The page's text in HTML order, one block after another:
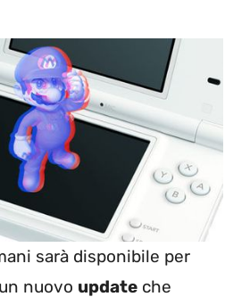
sarà disponibile per
un nuovo update che